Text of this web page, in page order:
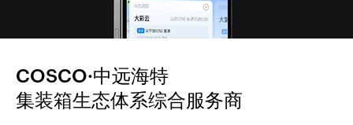
COSCO·中远海特
集装箱生态体系综合服务商